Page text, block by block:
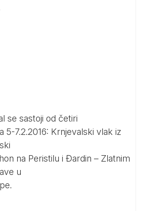
se sastoji od četiri
5-7.2.2016: Krnjevalski vlak iz
na Peristilu i Đardin – Zlatnim
u